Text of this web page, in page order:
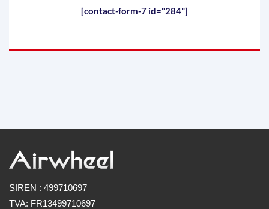
[contact-form-7 id="284"]
SIREN : 499710697
TVA: FR13499710697